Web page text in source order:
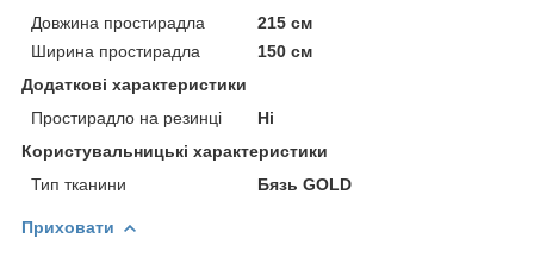
Довжина простирадла
215 см
Ширина простирадла
150 см
Додаткові характеристики
Простирадло на резинці
Ні
Користувальницькі характеристики
Тип тканини
Бязь GOLD
Приховати